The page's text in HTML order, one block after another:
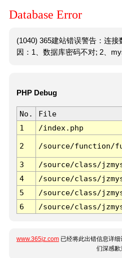
Database Error
(1040) 365建站错误警告：连
因：1、数据库密码不对; 2、
PHP Debug
No. File
1
/index.php
2 /source/function/
3 /source/class/
4
/source/class/
5
/source/class/
6
/source/class/
www.365jz.com 已经将此出错信息详
们深感歉